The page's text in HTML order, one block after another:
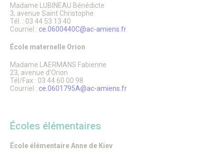
Senlis soutient le GHPSO
Soutien aux Ukrainiens
Cérémonies commémoratives
Les cérémonies des Vœux
Senlis, ville en projets
Les Maisons de Quartier
Pôle d’Échange Multimodal (PEM)
Restauration du Château Royal de Senlis
Voyage au temps des premiers Rois de France
Nouveau conservatoire
L’ecoQuartier de la gare – Phase 2
L’ÉcoQuartier de la Gare – le chantier
Ville amie des enfants
Madame LUBINEAU Bénédicte
3, avenue Saint Christophe
Tél. : 03 44 53 13 40
Courriel : ce.0600440C@ac-amiens.fr
École maternelle Orion
Madame LAERMANS Fabienne
23, avenue d’Orion
Tél/Fax : 03 44 60 00 98
Courriel : ce.0601795A@ac-amiens.fr
Écoles élémentaires
École élémentaire Anne de Kiev